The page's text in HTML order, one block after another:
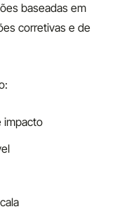
baseadas em
corretivas e de
impacto